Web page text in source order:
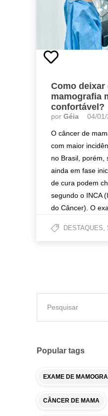
Como deixar
mamografia
confortável?
por Géia 04/
O câncer de
com maior
no Brasil, porém,
ainda em fase
de cura podem
segundo o INCA
do Câncer). O
diagnosticar o
DESTAQUES
Popular tags
EXAME DE
CÂNCER DE MAMA